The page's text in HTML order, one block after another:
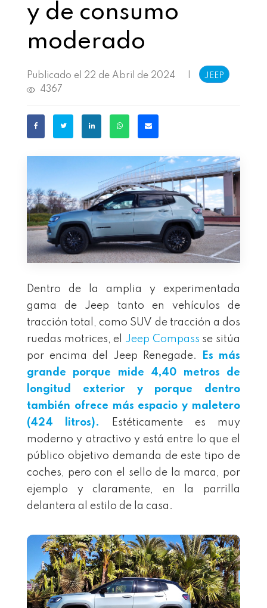
y de consumo
moderado
Publicado el 22 de Abril de 2024 | JEEP
4367
Dentro de la amplia y experimentada
gama de Jeep tanto en vehículos de
tracción total, como SUV de tracción a dos
ruedas motrices, el Jeep Compass se sitúa
por encima del Jeep Renegade.
Es más
grande porque mide 4,40 metros de
longitud exterior y porque dentro
también ofrece más espacio y maletero
(424 litros).
Estéticamente es muy
moderno y atractivo y está entre lo que el
público objetivo demanda de este tipo de
coches, pero con el sello de la marca, por
ejemplo y claramente, en la parrilla
delantera al estilo de la casa.